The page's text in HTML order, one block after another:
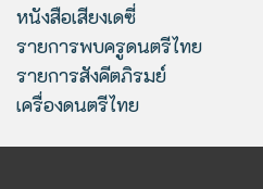
หนังสือเสียงเดซี่
รายการพบครูดนตรีไทย
รายการสังคีตภิรมย์
เครื่องดนตรีไทย